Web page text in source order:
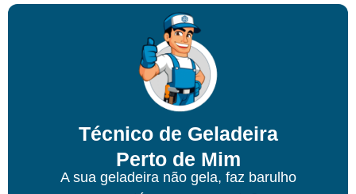
Técnico de Geladeira
Perto de Mim
A sua geladeira não gela, faz barulho